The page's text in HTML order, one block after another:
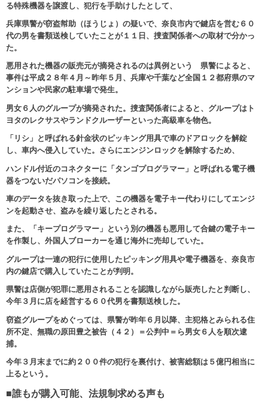
る特殊機器を譲渡し、 犯行を手助けしたとして、
兵庫県警が窃盗幇助（ほうじょ）の疑いで、奈良市内で鍵店を営む ６０
代の男を書類送検していたことが１１日、捜査関係者への取材で分かっ
た。
悪用された機器の販売元が摘発されるのは異例という 県警によると、
事件は平成２８年４月～昨年５月、 兵庫や千葉など全国１２都府県のマ
ンションや民家の駐車場で発生。
男女６人のグループが摘発された。 捜査関係者によると、グループはト
ヨタのレクサスやランドクルーザーといった高級車を物色。
「リシ」と呼ばれる針金状のピッキング用具で車のドアロックを解錠
し、車内へ侵入していた。 さらにエンジンロックを解除するため、
ハンドル付近のコネクターに「タンゴプログラマー」と呼ばれる電子機
器をつないだパソコンを接続。
車のデータを抜き取った上で、この機器を電子キー代わりにしてエンジ
ンを起動させ、盗みを繰り返したとされる。
また、「キープログラマー」という別の機器も悪用して合鍵の電子キー
を作製し、外国人ブローカーを通じ海外に売却していた。
グループは一連の犯行に使用したピッキング用具や電子機器を、奈良市
内の鍵店で購入していたことが判明。
県警は店側が犯罪に悪用されることを認識しながら販売したと判断し、
今年３月に店を経営する６０代男を書類送検した。
窃盗グループをめぐっては、県警が昨年６月以降、主犯格とみられる住
所不定、無職の原田豊之被告（４２）＝公判中＝ら男女６人を順次逮
捕。
今年３月末までに約２００件の犯行を裏付け、被害総額は５億円相当に
上るという。
■誰もが購入可能、法規制求める声も